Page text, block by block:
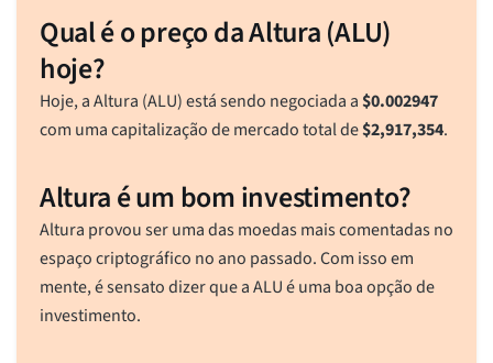
Qual é o preço da Altura (ALU)
hoje?
Hoje, a Altura (ALU) está sendo negociada a$0.002947
com uma capitalização de mercado total de$2,917,354.
Altura é um bom investimento?
Altura provou ser uma das moedas mais comentadas no
espaço criptográfico no ano passado. Com isso em
mente, é sensato dizer que a ALU é uma boa opção de
investimento.